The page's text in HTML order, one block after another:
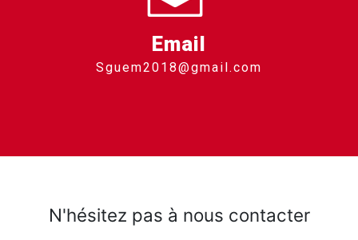
Email
sguem2018@gmail.com
N'hésitez pas à nous contacter